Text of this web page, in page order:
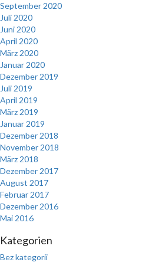
September 2020
Juli 2020
Juni 2020
April 2020
März 2020
Januar 2020
Dezember 2019
Juli 2019
April 2019
März 2019
Januar 2019
Dezember 2018
November 2018
März 2018
Dezember 2017
August 2017
Februar 2017
Dezember 2016
Mai 2016
Kategorien
Bez kategorii